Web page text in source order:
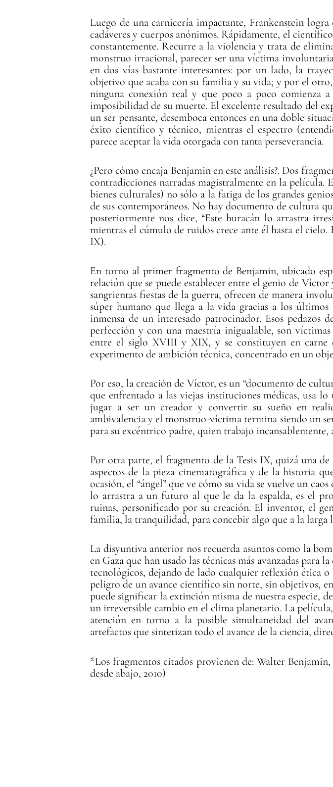
Luego de una carnicería impactante, Frankenstein
cadáveres y cuerpos anónimos. Rápidamente, el
constantemente. Recurre a la violencia y trata de
monstruo irracional, parecer ser una víctima
en dos vías bastante interesantes: por un lado, la
objetivo que acaba con su familia y su vida; y por el
ninguna conexión real y que poco a poco comienza
imposibilidad de su muerte. El excelente resultado del
un ser pensante, desemboca entonces en una doble
éxito científico y técnico, mientras el espectro
parece aceptar la vida otorgada con tanta perseverancia.
¿Pero cómo encaja Benjamin en este análisis?. Dos
contradicciones narradas magistralmente en la película.
bienes culturales) no sólo a la fatiga de los grandes
de sus contemporáneos. No hay documento de cultura
posteriormente nos dice, “Este huracán lo arrastra
mientras el cúmulo de ruidos crece ante él hasta el cielo.
IX).
En torno al primer fragmento de Benjamin, ubicado
relación que se puede establecer entre el genio de Víctor
sangrientas fiestas de la guerra, ofrecen de manera
súper humano que llega a la vida gracias a los
inmensa de un interesado patrocinador. Esos
perfección y con una maestría inigualable, son
entre el siglo XVIII y XIX, y se constituyen en carne
experimento de ambición técnica, concentrado en un
Por eso, la creación de Víctor, es un “documento de
que enfrentado a las viejas instituciones médicas, usa
jugar a ser un creador y convertir su sueño en
ambivalencia y el monstruo-víctima termina siendo un
para su excéntrico padre, quien trabajo incansablemente,
Por otra parte, el fragmento de la Tesis IX, quizá una
aspectos de la pieza cinematográfica y de la historia
ocasión, el “ángel” que ve cómo su vida se vuelve un
lo arrastra a un futuro al que le da la espalda, es el
ruinas, personificado por su creación. El inventor, el
familia, la tranquilidad, para concebir algo que a la larga
La disyuntiva anterior nos recuerda asuntos como la
en Gaza que han usado las técnicas más avanzadas para
tecnológicos, dejando de lado cualquier reflexión ética
peligro de un avance científico sin norte, sin objetivos,
puede significar la extinción misma de nuestra especie,
un irreversible cambio en el clima planetario. La
atención en torno a la posible simultaneidad del
artefactos que sintetizan todo el avance de la ciencia,
*Los fragmentos citados provienen de: Walter Benjamin,
desde abajo, 2010)